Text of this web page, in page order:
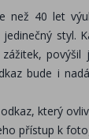
než 40 let
styl.
bude i
který
přístup k